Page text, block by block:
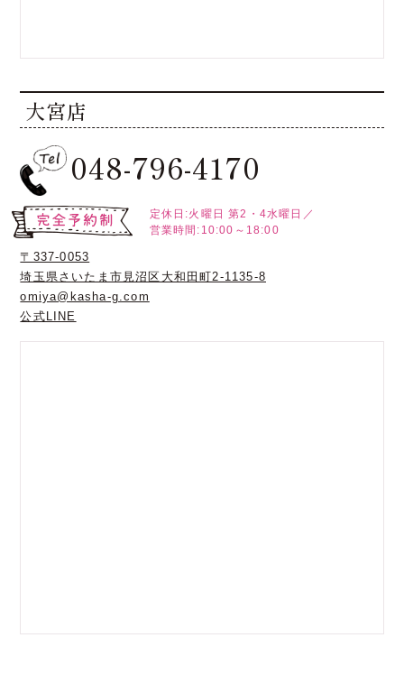
大宮店
048-796-4170
定休日:火曜日 第2・4水曜日／
営業時間:10:00～18:00
〒337-0053
埼玉県さいたま市見沼区大和田町2-1135-8
omiya@kasha-g.com
公式LINE